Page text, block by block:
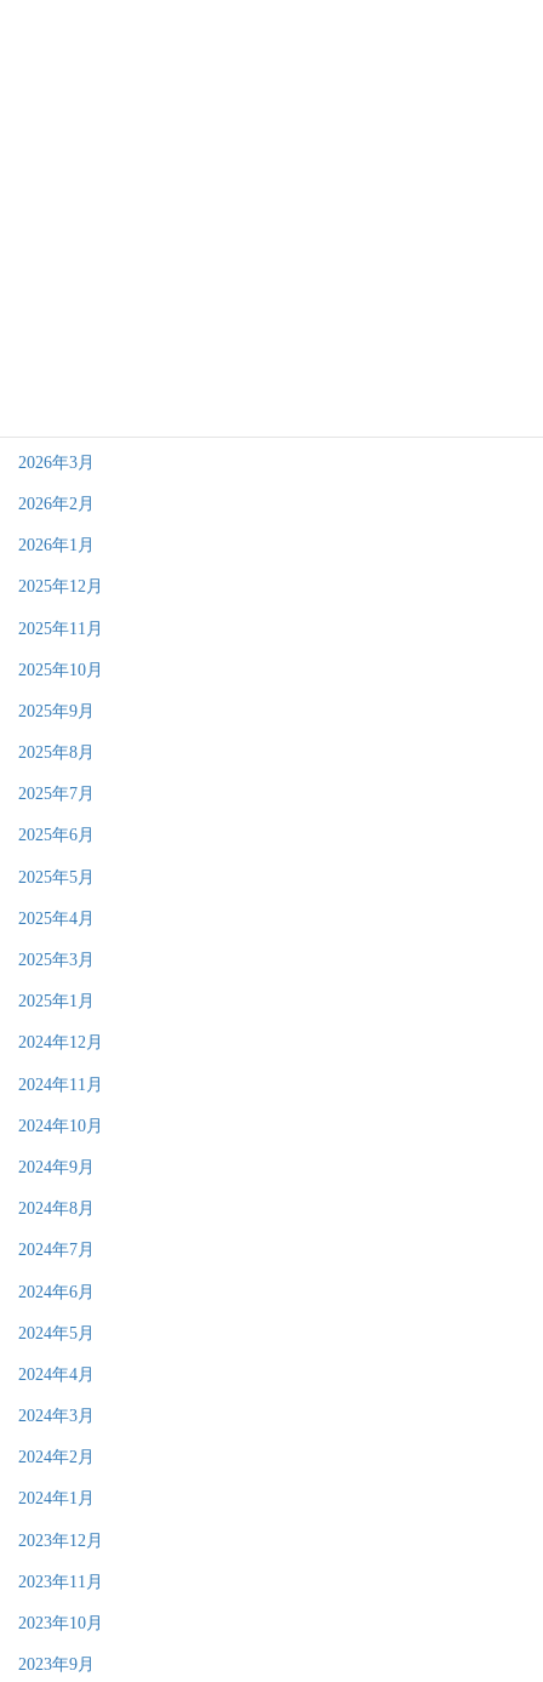
2026年3月
2026年2月
2026年1月
2025年12月
2025年11月
2025年10月
2025年9月
2025年8月
2025年7月
2025年6月
2025年5月
2025年4月
2025年3月
2025年1月
2024年12月
2024年11月
2024年10月
2024年9月
2024年8月
2024年7月
2024年6月
2024年5月
2024年4月
2024年3月
2024年2月
2024年1月
2023年12月
2023年11月
2023年10月
2023年9月